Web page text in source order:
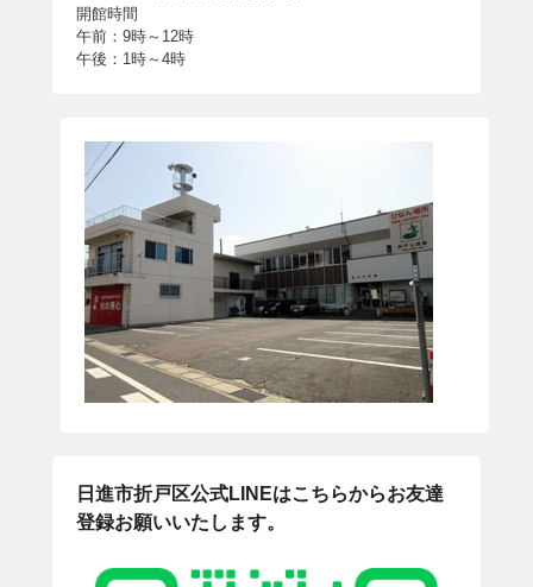
開館時間
午前：9時～12時
午後：1時～4時
日進市折戸区公式LINEはこちらからお友達
登録お願いいたします。